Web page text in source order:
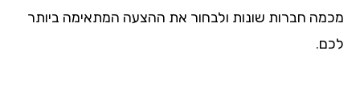
חברות שונות ולבחור את ההצעה המתאימה ביותר